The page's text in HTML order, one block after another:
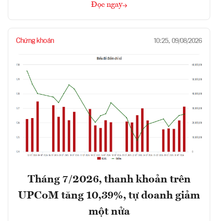
Đọc ngay
Chứng khoán 10:25, 09/08/2026
Tháng 7/2026, thanh khoản trên
UPCoM tăng 10,39%, tự doanh giảm
một nửa